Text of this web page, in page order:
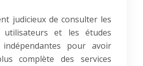
judicieux de consulter les
utilisateurs et les études
indépendantes pour avoir
complète des services